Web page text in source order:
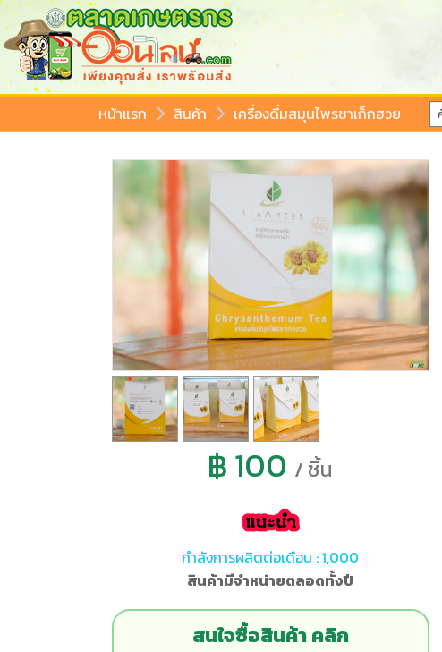
หน้าแรก สินค้า เครื่องดื่มสมุนไพรชาเก็กฮวย
฿ 100 / ชิ้น
กำลังการผลิตต่อเดือน : 1,000
สินค้ามีจำหน่ายตลอดทั้งปี
สนใจซื้อสินค้า คลิก